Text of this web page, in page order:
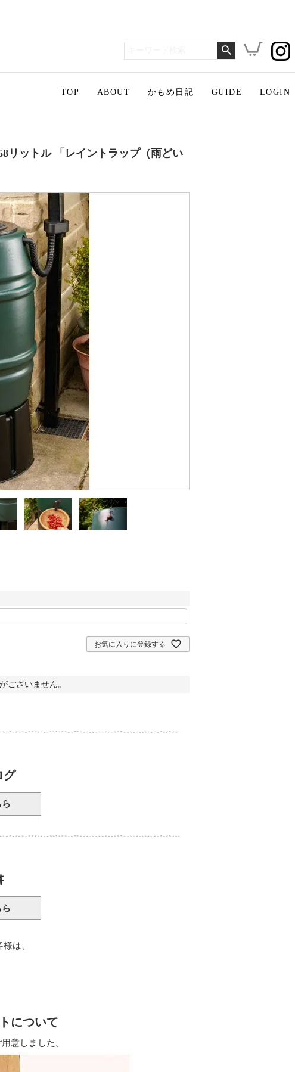
TOP ABOUT かもめ日記 GUIDE LOGIN
リットル 「レイントラップ（雨どい
お気に入りに登録する
ございません。
グ
は、
について
意しました。